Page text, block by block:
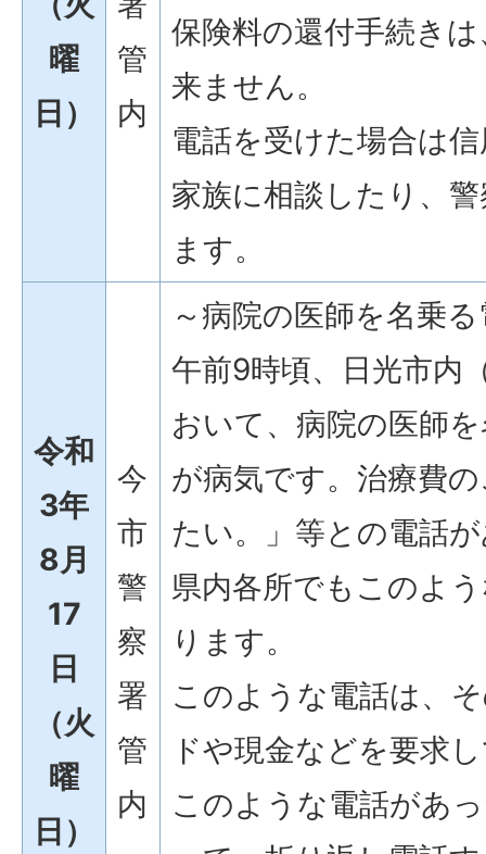
曜
日）
管
内
保険料の還付手続き
来ません。
電話を受けた場合は
家族に相談したり、
ます。
令和
3年
8月
17
日
（火
曜
日）
今
市
警
察
署
管
内
～病院の医師を名乗
午前9時頃、日光市内
おいて、病院の医師
が病気です。治療費
たい。」等との電話
県内各所でもこのよ
ります。
このような電話は、
ドや現金などを要求
このような電話があ